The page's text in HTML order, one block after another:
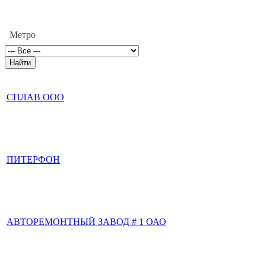
Метро
СПЛАВ ООО
ПИТЕРФОН
АВТОРЕМОНТНЫЙ ЗАВОД # 1 ОАО